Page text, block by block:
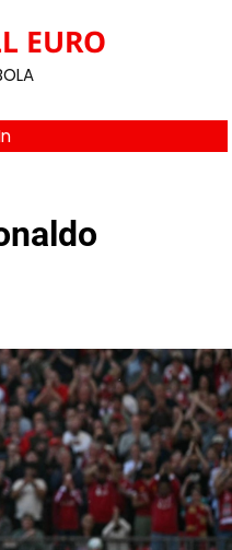
EURO